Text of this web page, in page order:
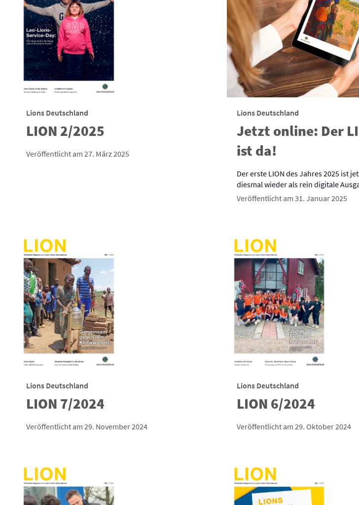
Lions Deutschland
LION 2/2025
Veröffentlicht am 27. März 2025
Lions Deutschland
Jetzt online: Der
ist da!
Der erste LION des Jahres 2025 ist
diesmal wieder als rein digitale
Veröffentlicht am 31. Januar 2025
Lions Deutschland
LION 7/2024
Veröffentlicht am 29. November 2024
Lions Deutschland
LION 6/2024
Veröffentlicht am 29. Oktober 2024